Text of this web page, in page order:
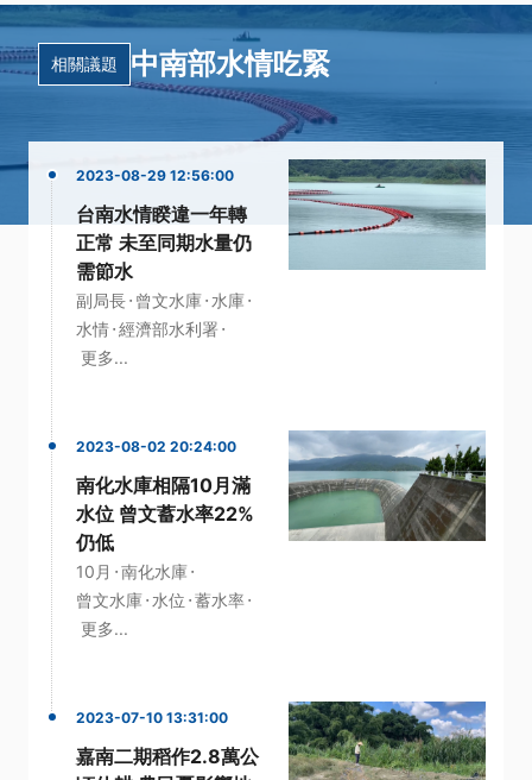
相關議題 中南部水情吃緊
2023-08-29 12:56:00
台南水情睽違一年轉
正常 未至同期水量仍
需節水
副局長· 曾文水庫· 水庫·
水情·經濟部水利署 ·
更多...
2023-08-02 20:24:00
南化水庫相隔10月滿
水位 曾文蓄水率22%
仍低
10月 ·南化水庫·
曾文水庫· 水位 ·蓄水率·
更多...
2023-07-10 13:31:00
嘉南二期稻作2.8萬公